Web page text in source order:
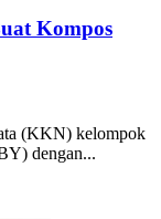
Kompos
(KKN) kelompok
dengan...